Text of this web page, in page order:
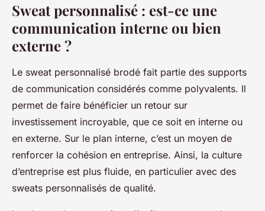
Sweat personnalisé : est-ce une
communication interne ou bien
externe ?
Le sweat personnalisé brodé fait partie des supports
de communication considérés comme polyvalents. Il
permet de faire bénéficier un retour sur
investissement incroyable, que ce soit en interne ou
en externe. Sur le plan interne, c’est un moyen de
renforcer la cohésion en entreprise. Ainsi, la culture
d’entreprise est plus fluide, en particulier avec des
sweats personnalisés de qualité.